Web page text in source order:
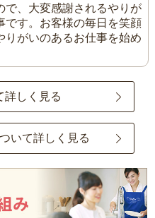
で、大変感謝されるやりが
です。お客様の毎日を笑顔
りがいのあるお仕事を始め
詳しく見る
いて詳しく見る